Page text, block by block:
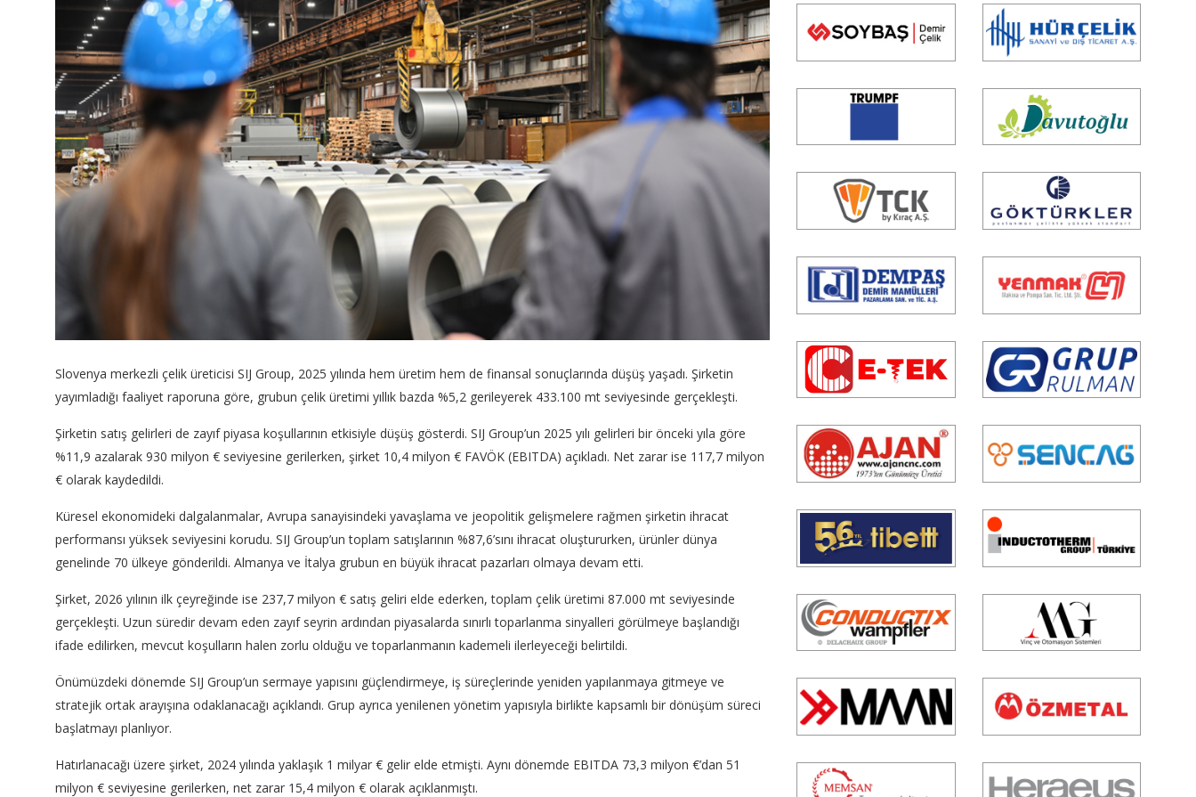
Slovenya merkezli çelik üreticisi SIJ Group, 2025 yılında hem üretim hem de finansal sonuçlarında düşüş yaşadı. Şirketin
yayımladığı faaliyet raporuna göre, grubun çelik üretimi yıllık bazda %5,2 gerileyerek 433.100 mt seviyesinde gerçekleşti.
Şirketin satış gelirleri de zayıf piyasa koşullarının etkisiyle düşüş gösterdi. SIJ Group’un 2025 yılı gelirleri bir önceki yıla göre
%11,9 azalarak 930 milyon € seviyesine gerilerken, şirket 10,4 milyon € FAVÖK (EBITDA) açıkladı. Net zarar ise 117,7 milyon
€ olarak kaydedildi.
Küresel ekonomideki dalgalanmalar, Avrupa sanayisindeki yavaşlama ve jeopolitik gelişmelere rağmen şirketin ihracat
performansı yüksek seviyesini korudu. SIJ Group’un toplam satışlarının %87,6’sını ihracat oluştururken, ürünler dünya
genelinde 70 ülkeye gönderildi. Almanya ve İtalya grubun en büyük ihracat pazarları olmaya devam etti.
Şirket, 2026 yılının ilk çeyreğinde ise 237,7 milyon € satış geliri elde ederken, toplam çelik üretimi 87.000 mt seviyesinde
gerçekleşti. Uzun süredir devam eden zayıf seyrin ardından piyasalarda sınırlı toparlanma sinyalleri görülmeye başlandığı
ifade edilirken, mevcut koşulların halen zorlu olduğu ve toparlanmanın kademeli ilerleyeceği belirtildi.
Önümüzdeki dönemde SIJ Group’un sermaye yapısını güçlendirmeye, iş süreçlerinde yeniden yapılanmaya gitmeye ve
stratejik ortak arayışına odaklanacağı açıklandı. Grup ayrıca yenilenen yönetim yapısıyla birlikte kapsamlı bir dönüşüm süreci
başlatmayı planlıyor.
Hatırlanacağı üzere şirket, 2024 yılında yaklaşık 1 milyar € gelir elde etmişti. Aynı dönemde EBITDA 73,3 milyon €’dan 51
milyon € seviyesine gerilerken, net zarar 15,4 milyon € olarak açıklanmıştı.